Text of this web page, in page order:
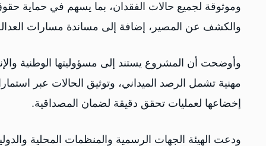
وموثوقة لجميع حالات الفقدان، بما يسهم في حماية
والكشف عن المصير، إضافة إلى مساندة مسارات العدالة
وأوضحت أن المشروع يستند إلى مسؤوليتها الوطنية
مهنية تشمل الرصد الميداني، وتوثيق الحالات عبر
إخضاعها لعمليات تحقق دقيقة لضمان المصداقية.
ودعت الهيئة الجهات الرسمية والمنظمات المحلية